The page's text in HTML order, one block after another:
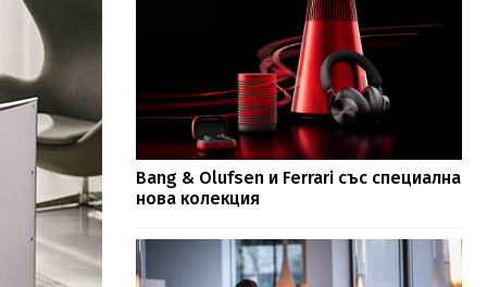
Bang & Olufsen и Ferrari със специална
нова колекция